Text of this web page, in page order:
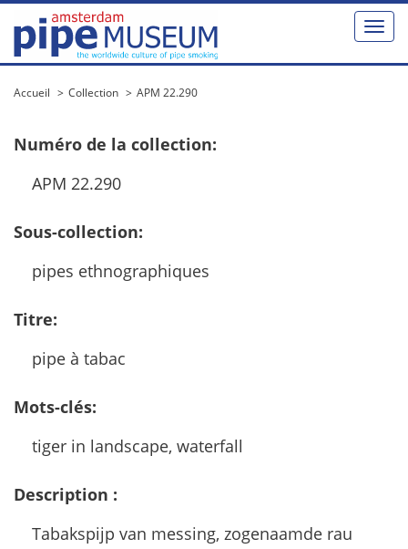
Toggle
Accueil Collection APM 22.290
Numéro de la collection:
APM 22.290
Sous-collection:
pipes ethnographiques
Titre:
pipe à tabac
Mots-clés:
tiger in landscape, waterfall
Description :
Tabakspijp van messing, zogenaamde rau